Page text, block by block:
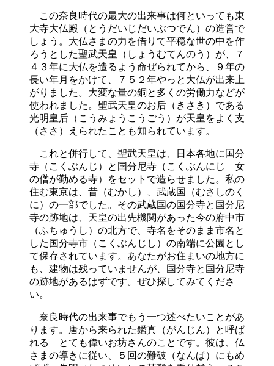
この奈良時代の最大の出来事は何といっても東
大寺大仏殿（とうだいじだいぶつでん）の造営で
しょう。大仏さまの力を借りて平穏な世の中を作
ろうとした聖武天皇（しょうむてんのう）が、７
４３年に大仏を造るよう命ぜられてから、９年の
長い年月をかけて、７５２年やっと大仏が出来上
がりました。大変な量の銅と多くの労働力などが
使われました。聖武天皇のお后（きさき）である
光明皇后（こうみょうこうごう）が天皇をよく支
（ささ）えられたことも知られています。
これと併行して、聖武天皇は、日本各地に国分
寺（こくぶんじ）と国分尼寺（こくぶんにじ 女
の僧が勤める寺）をセットで造らせました。私の
住む東京は、昔（むかし）、武蔵国（むさしのく
に）の一部でした。その武蔵国の国分寺と国分尼
寺の跡地は、天皇の出先機関があった今の府中市
（ふちゅうし）の北方で、寺名をそのまま市名と
した国分寺市（こくぶんじし）の南端に公園とし
て保存されています。あなたがお住まいの地方に
も、建物は残っていませんが、国分寺と国分尼寺
の跡地があるはずです。ぜひ探してみてくださ
い。
奈良時代の出来事でもう一つ述べたいことがあ
ります。唐から来られた鑑真（がんじん）と呼ば
れる とても偉いお坊さんのことです。彼は、仏
さまの導きに従い、５回の難破（なんぱ）にもめ